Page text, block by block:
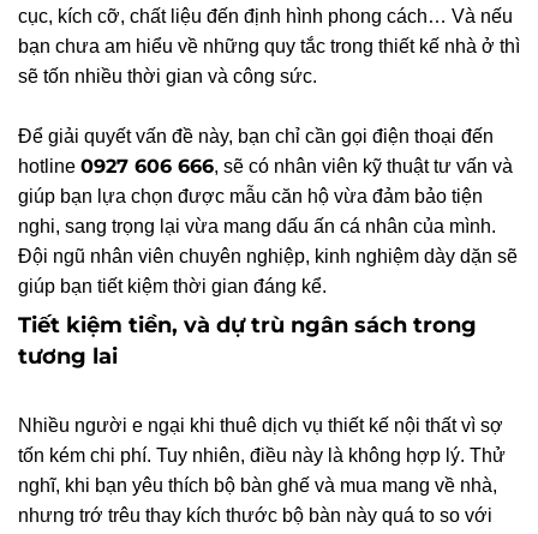
cục, kích cỡ, chất liệu đến định hình phong cách… Và nếu
bạn chưa am hiểu về những quy tắc trong thiết kế nhà ở thì
sẽ tốn nhiều thời gian và công sức.
Để giải quyết vấn đề này, bạn chỉ cần gọi điện thoại đến
hotline 0927 606 666, sẽ có nhân viên kỹ thuật tư vấn và
giúp bạn lựa chọn được mẫu căn hộ vừa đảm bảo tiện
nghi, sang trọng lại vừa mang dấu ấn cá nhân của mình.
Đội ngũ nhân viên chuyên nghiệp, kinh nghiệm dày dặn sẽ
giúp bạn tiết kiệm thời gian đáng kể.
Tiết kiệm tiền, và dự trù ngân sách trong
tương lai
Nhiều người e ngại khi thuê dịch vụ thiết kế nội thất vì sợ
tốn kém chi phí. Tuy nhiên, điều này là không hợp lý. Thử
nghĩ, khi bạn yêu thích bộ bàn ghế và mua mang về nhà,
nhưng trớ trêu thay kích thước bộ bàn này quá to so với